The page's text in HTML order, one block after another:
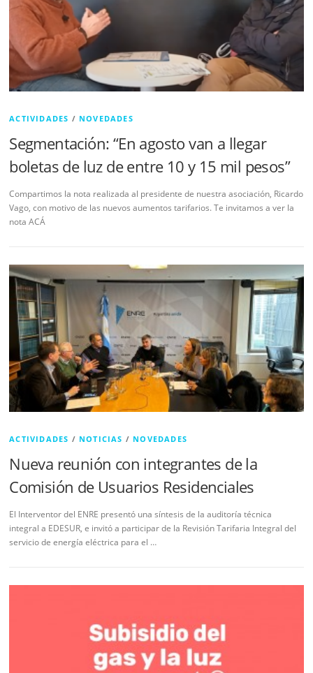
ACTIVIDADES / NOVEDADES
Segmentación: “En agosto van a llegar
boletas de luz de entre 10 y 15 mil pesos”
Compartimos la nota realizada al presidente de nuestra asociación, Ricardo
Vago, con motivo de las nuevos aumentos tarifarios. Te invitamos a ver la
nota ACÁ
ACTIVIDADES / NOTICIAS / NOVEDADES
Nueva reunión con integrantes de la
Comisión de Usuarios Residenciales
El Interventor del ENRE presentó una síntesis de la auditoría técnica
integral a EDESUR, e invitó a participar de la Revisión Tarifaria Integral del
servicio de energía eléctrica para el …